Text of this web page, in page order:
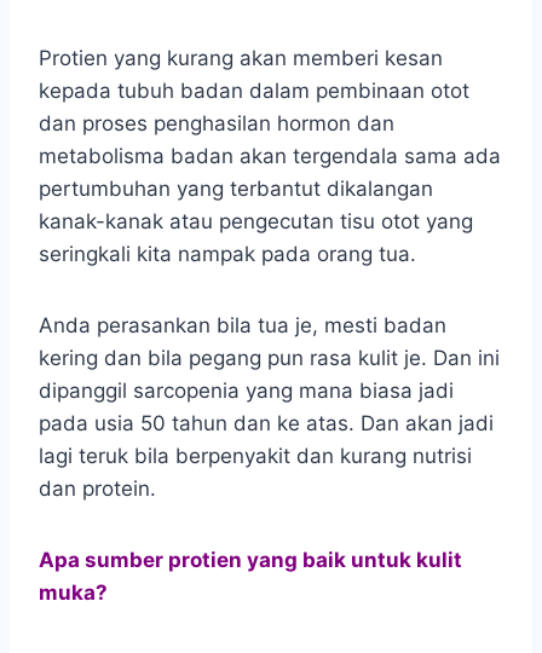
Protien yang kurang akan memberi kesan
kepada tubuh badan dalam pembinaan otot
dan proses penghasilan hormon dan
metabolisma badan akan tergendala sama ada
pertumbuhan yang terbantut dikalangan
kanak-kanak atau pengecutan tisu otot yang
seringkali kita nampak pada orang tua.
Anda perasankan bila tua je, mesti badan
kering dan bila pegang pun rasa kulit je. Dan ini
dipanggil sarcopenia yang mana biasa jadi
pada usia 50 tahun dan ke atas. Dan akan jadi
lagi teruk bila berpenyakit dan kurang nutrisi
dan protein.
Apa sumber protien yang baik untuk kulit
muka?